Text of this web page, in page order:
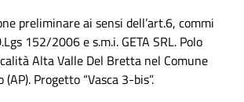
preliminare ai sensi dell’art.6, commi
152/2006 e s.m.i. GETA SRL. Polo
Alta Valle Del Bretta nel Comune
Progetto “Vasca 3-bis”.